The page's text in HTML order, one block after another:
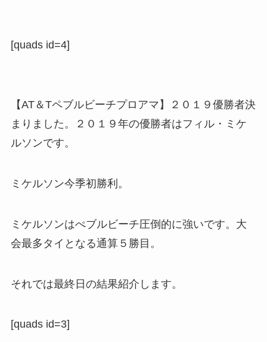
[quads id=4]
【AT＆Tペブルビーチプロアマ】２０１９優勝者決
まりました。２０１９年の優勝者はフィル・ ミケ
ルソンです。
ミケルソン今季初勝利 。
ミケルソンはぺブルビーチ圧倒的に強いです。大
会最多タイとなる通算５勝目 。
それでは最終日の結果紹介します。
[quads id=3]